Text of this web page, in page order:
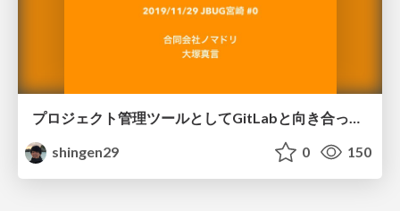
プロジェクト管理ツールとしてGitLabと向き合ってみる
shingen29
0 150